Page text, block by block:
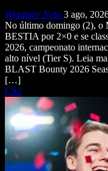
Wladimir Neto 3 ago,
No último domingo (2), o
BESTIA por 2×0 e se
2026, campeonato
alto nível (Tier S). Leia
BLAST Bounty 2026
[…]
CS2